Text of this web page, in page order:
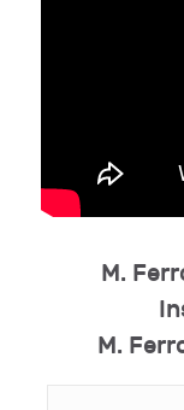
M.
M.